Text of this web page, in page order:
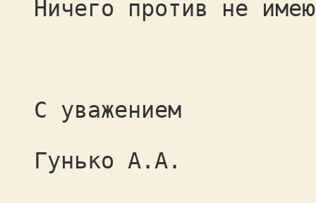
Ничего против не
С уважением
Гунько А.А.